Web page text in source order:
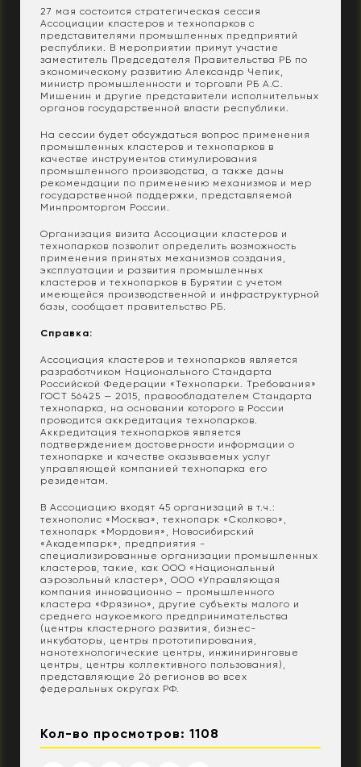
27 мая состоится стратегическая сессия
Ассоциации кластеров и технопарков с
представителями промышленных предприятий
республики. В мероприятии примут участие
заместитель Председателя Правительства РБ по
экономическому развитию Александр Чепик,
министр промышленности и торговли РБ А.С.
Мишенин и другие представители исполнительных
органов государственной власти республики.
На сессии будет обсуждаться вопрос применения
промышленных кластеров и технопарков в
качестве инструментов стимулирования
промышленного производства, а также даны
рекомендации по применению механизмов и мер
государственной поддержки, представляемой
Минпромторгом России.
Организация визита Ассоциации кластеров и
технопарков позволит определить возможность
применения принятых механизмов создания,
эксплуатации и развития промышленных
кластеров и технопарков в Бурятии с учетом
имеющейся производственной и инфраструктурной
базы, сообщает правительство РБ.
Справка:
Ассоциация кластеров и технопарков является
разработчиком Национального Стандарта
Российской Федерации «Технопарки. Требования»
ГОСТ 56425 — 2015, правообладателем Стандарта
технопарка, на основании которого в России
проводится аккредитация технопарков.
Аккредитация технопарков является
подтверждением достоверности информации о
технопарке и качестве оказываемых услуг
управляющей компанией технопарка его
резидентам.
В Ассоциацию входят 45 организаций в т.ч.:
технополис «Москва», технопарк «Сколково»,
технопарк «Мордовия», Новосибирский
«Академпарк», предприятия -
специализированные организации промышленных
кластеров, такие, как ООО «Национальный
аэрозольный кластер», ООО «Управляющая
компания инновационно – промышленного
кластера «Фрязино», другие субъекты малого и
среднего наукоемкого предпринимательства
(центры кластерного развития, бизнес-
инкубаторы, центры прототипирования,
нанотехнологические центры, инжиниринговые
центры, центры коллективного пользования),
представляющие 26 регионов во всех
федеральных округах РФ.
Кол-во просмотров: 1108